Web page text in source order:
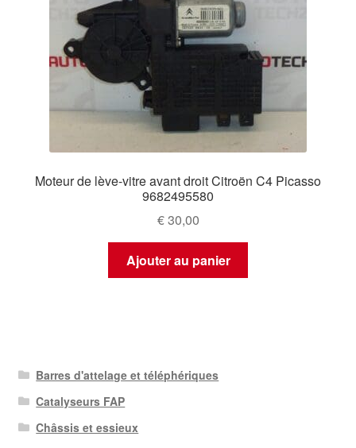
Moteur de lève-vitre avant droit Citroën C4 Picasso
9682495580
€30,00
Ajouter au panier
Barres d'attelage et téléphériques
Catalyseurs FAP
Châssis et essieux